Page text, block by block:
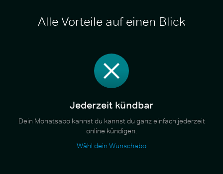
Alle Vorteile auf einen Blick
Jederzeit kündbar
Dein Monatsabo kannst du kannst du ganz einfach jederzeit
online kündigen.
Wähl dein Wunschabo